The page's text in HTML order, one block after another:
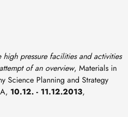
high pressure facilities and activities
of an overview, Materials in
Science Planning and Strategy
10.12. - 11.12.2013,